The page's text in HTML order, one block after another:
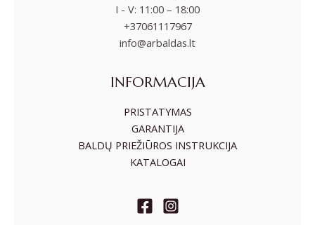
I - V: 11:00 – 18:00
+37061117967
info@arbaldas.lt
INFORMACIJA
PRISTATYMAS
GARANTIJA
BALDŲ PRIEŽIŪROS INSTRUKCIJA
KATALOGAI